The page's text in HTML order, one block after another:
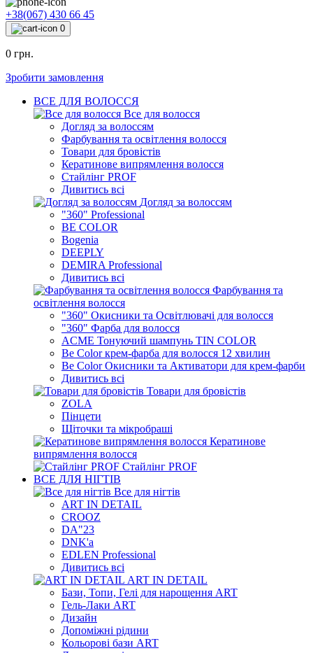
+38(067) 430 66 45
0
0 грн.
Зробити замовлення
ВСЕ ДЛЯ ВОЛОССЯ
Все для волосся
Догляд за волоссям
Фарбування та освітлення волосся
Товари для бровістів
Кератинове випрямлення волосся
Стайлінг PROF
Дивитись всі
Догляд за волоссям
"360" Professional
BE COLOR
Bogenia
DEEPLY
DEMIRA Professional
Дивитись всі
Фарбування та
освітлення волосся
"360" Окисники та Освітлювачі для волосся
"360" Фарба для волосся
ACME Тонуючий шампунь TIN COLOR
Be Color крем-фарба для волосся 12 хвилин
Be Color Окисники та Активатори для крем-фарби
Дивитись всі
Товари для бровістів
ZOLA
Пінцети
Щіточки та мікробраші
Кератинове
випрямлення волосся
Стайлінг PROF
ВСЕ ДЛЯ НІГТІВ
Все для нігтів
ART IN DETAIL
CROOZ
DA"23
DNK'a
EDLEN Professional
Дивитись всі
ART IN DETAIL
Бази, Топи, Гелі для нарощення ART
Гель-Лаки ART
Дизайн
Допоміжні рідини
Кольорові бази ART